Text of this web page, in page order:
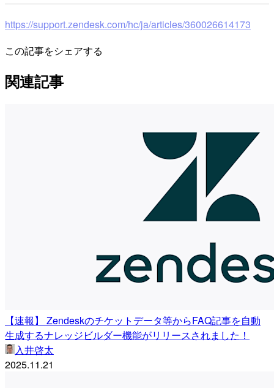
https://support.zendesk.com/hc/ja/articles/360026614173
この記事をシェアする
関連記事
【速報】 Zendeskのチケットデータ等からFAQ記事を自動
生成するナレッジビルダー機能がリリースされました！
入井啓太
2025.11.21